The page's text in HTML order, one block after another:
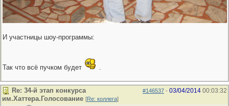
И участницы шоу-программы:
Так что всё пучком будет
#146537 - 03/04/2014 00:03:32
Re: 34-й этап конкурса
им.Хаттера.Голосование [Re: коллега]